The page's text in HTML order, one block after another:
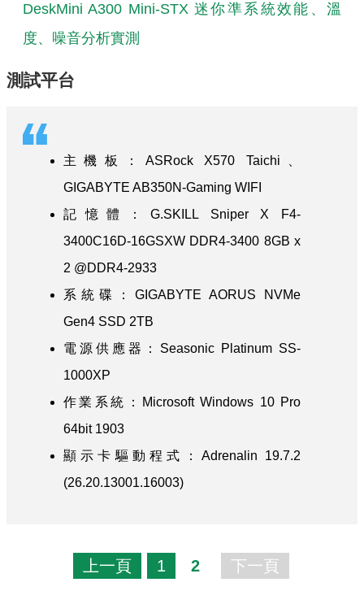
DeskMini A300 Mini-STX 迷你準系統效能、溫
度、噪音分析實測
測試平台
主機板：ASRock X570 Taichi、
GIGABYTE AB350N-Gaming WIFI
記憶體：G.SKILL Sniper X F4-
3400C16D-16GSXW DDR4-3400 8GB x
2 @DDR4-2933
系統碟：GIGABYTE AORUS NVMe
Gen4 SSD 2TB
電源供應器：Seasonic Platinum SS-
1000XP
作業系統：Microsoft Windows 10 Pro
64bit 1903
顯示卡驅動程式：Adrenalin 19.7.2
(26.20.13001.16003)
上一頁 1 2 下一頁